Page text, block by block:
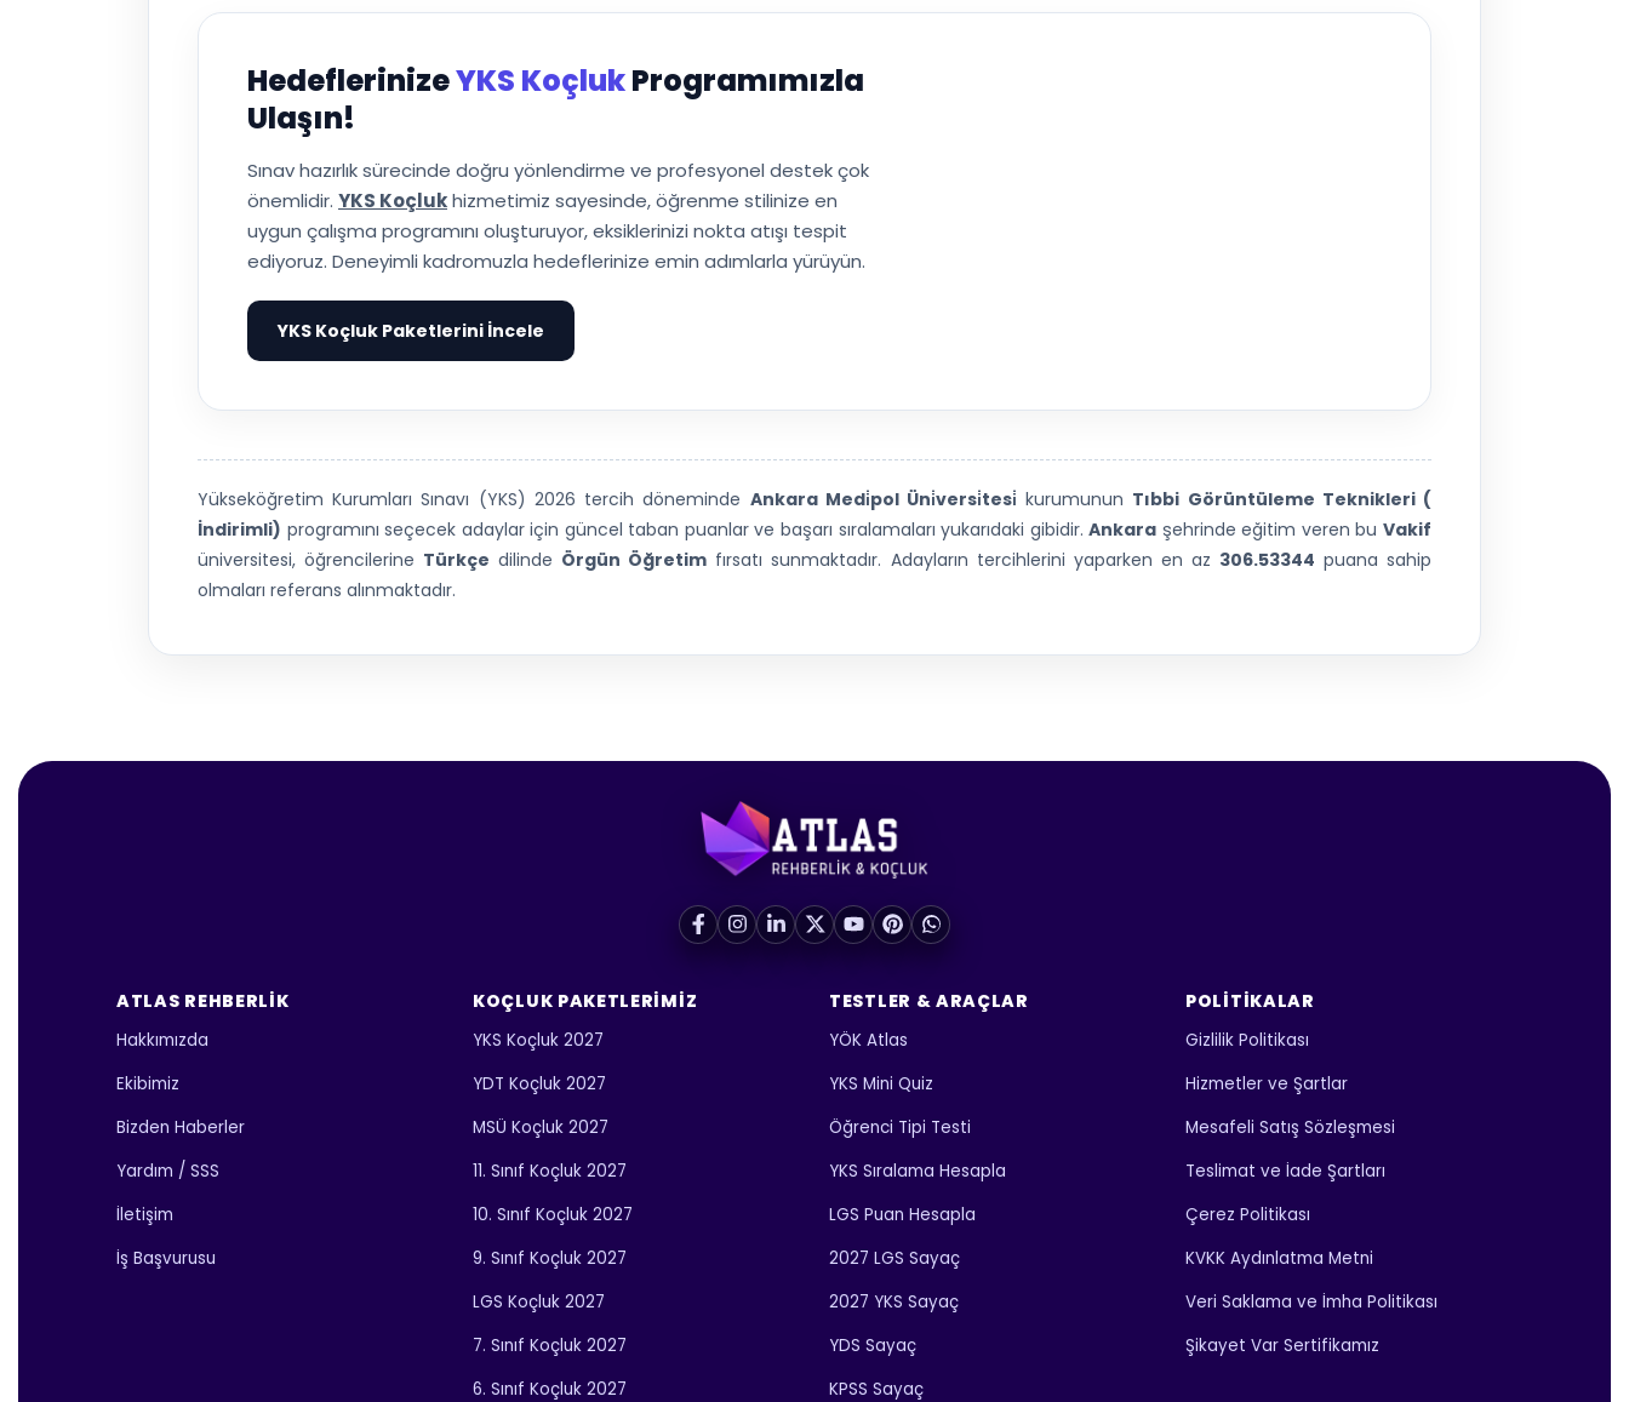
HedeflerinizeYKS KoçlukProgramımızla
Ulaşın!
Sınav hazırlık sürecinde doğru yönlendirme ve profesyonel destek çok
önemlidir. YKS Koçlukhizmetimiz sayesinde, öğrenme stilinize en
uygun çalışma programını oluşturuyor, eksiklerinizi nokta atışı tespit
ediyoruz. Deneyimli kadromuzla hedeflerinize emin adımlarla yürüyün.
YKS Koçluk Paketlerini İncele
Yükseköğretim Kurumları Sınavı (YKS) 2026 tercih döneminde Ankara Medi̇pol Üni̇versi̇tesi̇ kurumunun Tıbbi Görüntüleme Teknikleri (
İndirimli) programını seçecek adaylar için güncel taban puanlar ve başarı sıralamaları yukarıdaki gibidir.Ankara şehrinde eğitim veren buVakif
üniversitesi, öğrencilerine Türkçe dilinde Örgün Öğretim fırsatı sunmaktadır. Adayların tercihlerini yaparken en az 306.53344 puana sahip
olmaları referans alınmaktadır.
ATLAS REHBERLIK
Hakkımızda
Ekibimiz
Bizden Haberler
Yardım / SSS
İletişim
İş Başvurusu
KOÇLUK PAKETLERIMIZ
YKS Koçluk 2027
YDT Koçluk 2027
MSÜ Koçluk 2027
11. Sınıf Koçluk 2027
10. Sınıf Koçluk 2027
9. Sınıf Koçluk 2027
LGS Koçluk 2027
7. Sınıf Koçluk 2027
6. Sınıf Koçluk 2027
TESTLER & ARAÇLAR
YÖK Atlas
YKS Mini Quiz
Öğrenci Tipi Testi
YKS Sıralama Hesapla
LGS Puan Hesapla
2027 LGS Sayaç
2027 YKS Sayaç
YDS Sayaç
KPSS Sayaç
POLITIKALAR
Gizlilik Politikası
Hizmetler ve Şartlar
Mesafeli Satış Sözleşmesi
Teslimat ve İade Şartları
Çerez Politikası
KVKK Aydınlatma Metni
Veri Saklama ve İmha Politikası
Şikayet Var Sertifikamız